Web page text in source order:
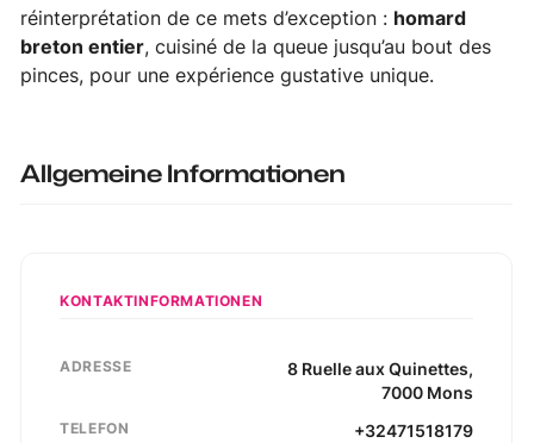
réinterprétation de ce mets d’exception : homard
breton entier, cuisiné de la queue jusqu’au bout des
pinces, pour une expérience gustative unique.
Allgemeine Informationen
KONTAKTINFORMATIONEN
ADRESSE 8 Ruelle aux Quinettes,
7000 Mons
TELEFON
+32471518179